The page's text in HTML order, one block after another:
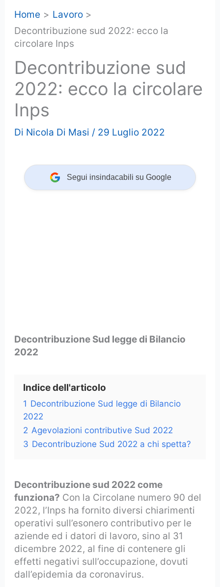
Home
Lavoro
Decontribuzione sud 2022: ecco la
circolare Inps
Decontribuzione sud
2022: ecco la circolare
Inps
Di Nicola Di Masi / 29 Luglio 2022
Segui insindacabili su Google
Decontribuzione Sud legge di Bilancio
2022
Indice dell'articolo
1 Decontribuzione Sud legge di Bilancio
2022
2 Agevolazioni contributive Sud 2022
3 Decontribuzione Sud 2022 a chi spetta?
Decontribuzione sud 2022 come
funziona? Con la Circolane numero 90 del
2022, l’Inps ha fornito diversi chiarimenti
operativi sull’esonero contributivo per le
aziende ed i datori di lavoro, sino al 31
dicembre 2022, al fine di contenere gli
effetti negativi sull’occupazione, dovuti
dall’epidemia da coronavirus.